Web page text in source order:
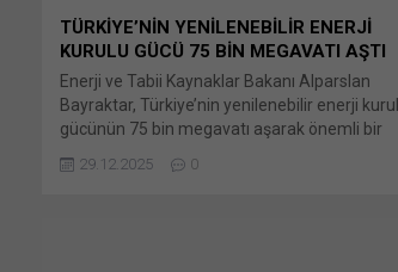
TÜRKİYE’NİN YENİLENEBİLİR ENERJİ
KURULU GÜCÜ 75 BİN MEGAVATI AŞTI
Enerji ve Tabii Kaynaklar Bakanı Alparslan
Bayraktar, Türkiye’nin yenilenebilir enerji
gücünün 75 bin megavatı aşarak önemli bir
toplam elektrik Bunu paylaş: X'te paylaşmak
29.12.2025 0